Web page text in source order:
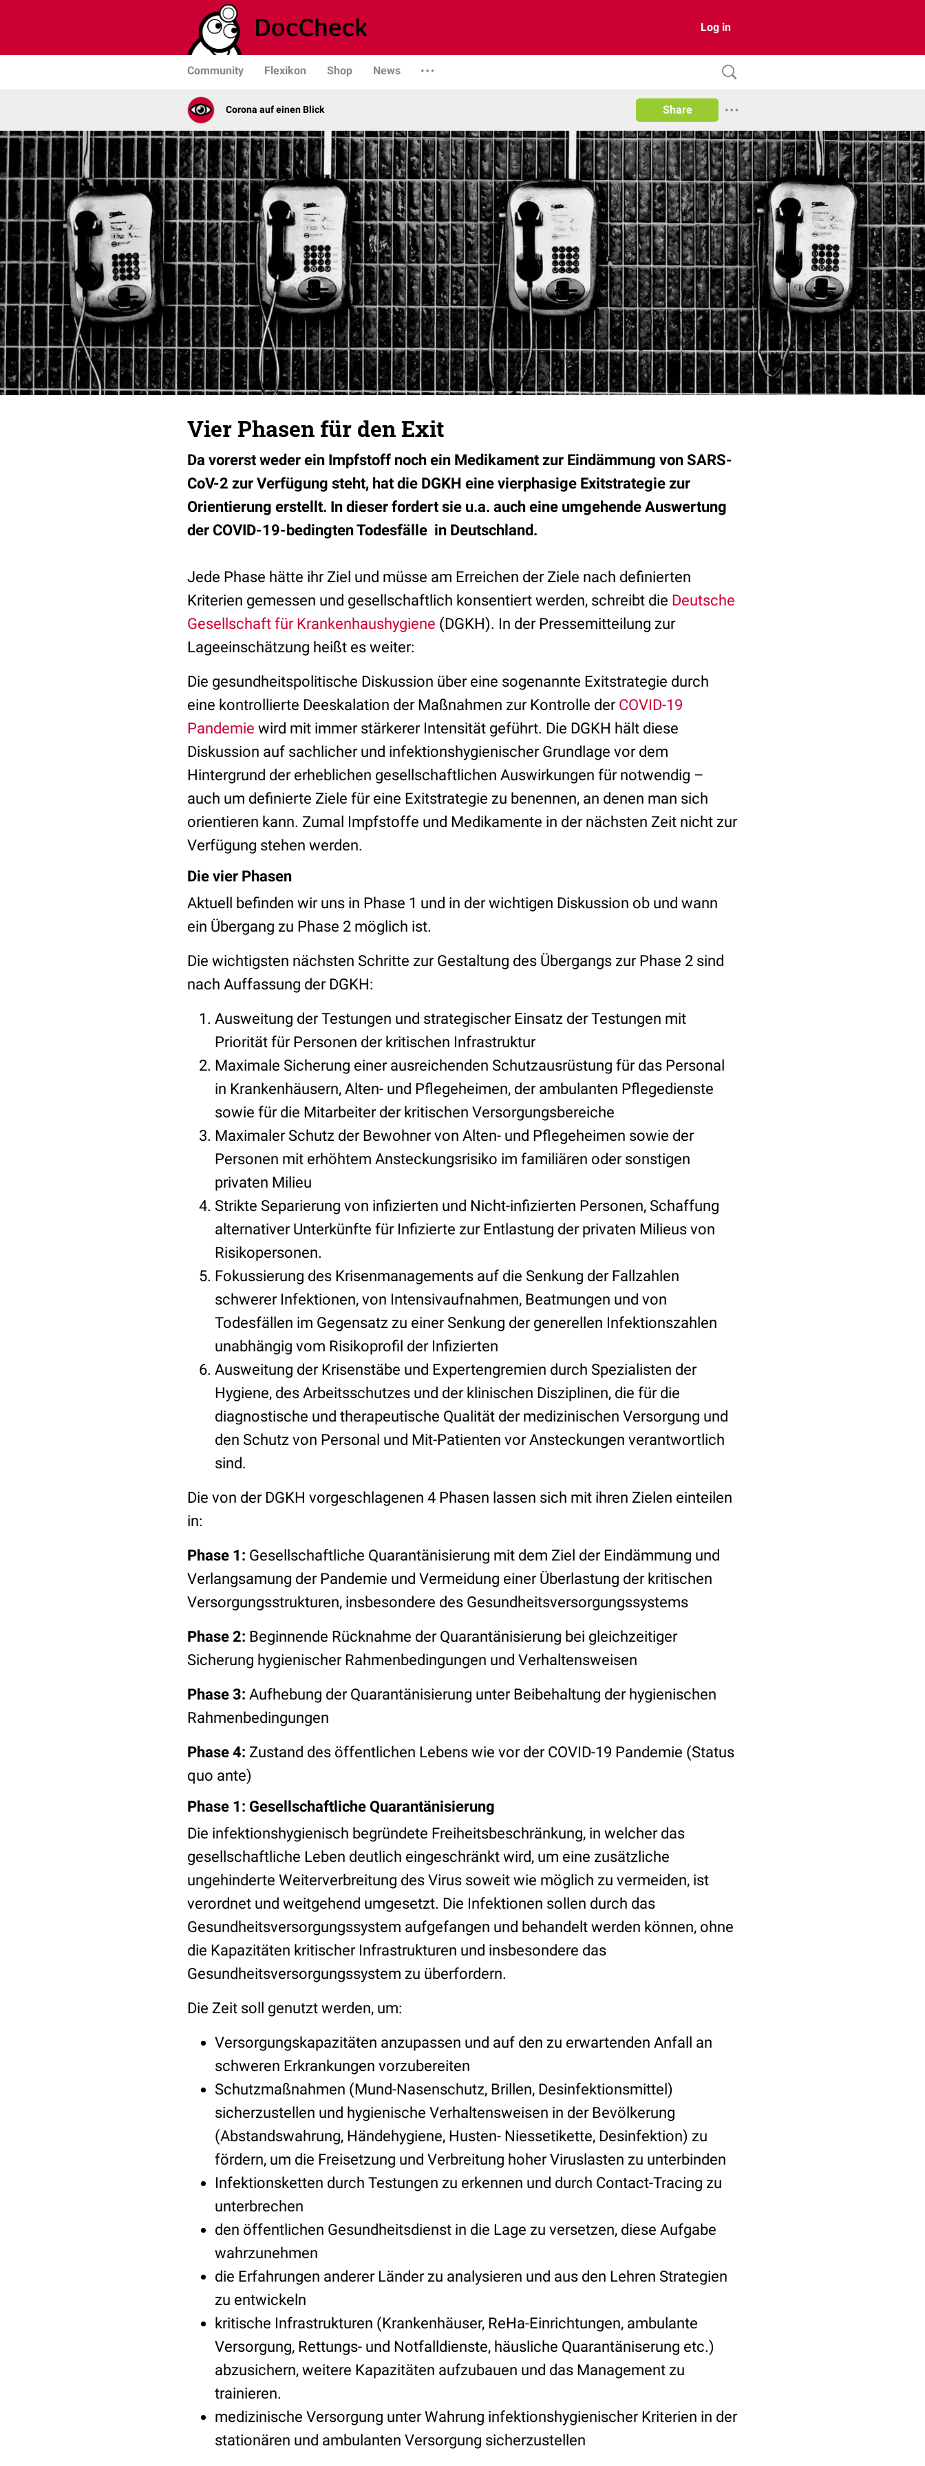
Log in
Community Flexikon Shop News
Corona auf einen Blick Share
Vier Phasen für den Exit
Da vorerst weder ein Impfstoff noch ein Medikament zur Eindämmung von SARS-
CoV-2 zur Verfügung steht, hat die DGKH eine vierphasige Exitstrategie zur
Orientierung erstellt. In dieser fordert sie u.a. auch eine umgehende Auswertung
der COVID-19-bedingten Todesfälle in Deutschland.
Jede Phase hätte ihr Ziel und müsse am Erreichen der Ziele nach definierten
Kriterien gemessen und gesellschaftlich konsentiert werden, schreibt die Deutsche
Gesellschaft für Krankenhaushygiene (DGKH). In der Pressemitteilung zur
Lageeinschätzung heißt es weiter:
Die gesundheitspolitische Diskussion über eine sogenannte Exitstrategie durch
eine kontrollierte Deeskalation der Maßnahmen zur Kontrolle der COVID-19
Pandemie wird mit immer stärkerer Intensität geführt. Die DGKH hält diese
Diskussion auf sachlicher und infektionshygienischer Grundlage vor dem
Hintergrund der erheblichen gesellschaftlichen Auswirkungen für notwendig –
auch um definierte Ziele für eine Exitstrategie zu benennen, an denen man sich
orientieren kann. Zumal Impfstoffe und Medikamente in der nächsten Zeit nicht zur
Verfügung stehen werden.
Die vier Phasen
Aktuell befinden wir uns in Phase 1 und in der wichtigen Diskussion ob und wann
ein Übergang zu Phase 2 möglich ist.
Die wichtigsten nächsten Schritte zur Gestaltung des Übergangs zur Phase 2 sind
nach Auffassung der DGKH:
Ausweitung der Testungen und strategischer Einsatz der Testungen mit
Priorität für Personen der kritischen Infrastruktur
Maximale Sicherung einer ausreichenden Schutzausrüstung für das Personal
in Krankenhäusern, Alten- und Pflegeheimen, der ambulanten Pflegedienste
sowie für die Mitarbeiter der kritischen Versorgungsbereiche
Maximaler Schutz der Bewohner von Alten- und Pflegeheimen sowie der
Personen mit erhöhtem Ansteckungsrisiko im familiären oder sonstigen
privaten Milieu
Strikte Separierung von infizierten und Nicht-infizierten Personen, Schaffung
alternativer Unterkünfte für Infizierte zur Entlastung der privaten Milieus von
Risikopersonen.
Fokussierung des Krisenmanagements auf die Senkung der Fallzahlen
schwerer Infektionen, von Intensivaufnahmen, Beatmungen und von
Todesfällen im Gegensatz zu einer Senkung der generellen Infektionszahlen
unabhängig vom Risikoprofil der Infizierten
Ausweitung der Krisenstäbe und Expertengremien durch Spezialisten der
Hygiene, des Arbeitsschutzes und der klinischen Disziplinen, die für die
diagnostische und therapeutische Qualität der medizinischen Versorgung und
den Schutz von Personal und Mit-Patienten vor Ansteckungen verantwortlich
sind.
Die von der DGKH vorgeschlagenen 4 Phasen lassen sich mit ihren Zielen einteilen
in:
Phase 1: Gesellschaftliche Quarantänisierung mit dem Ziel der Eindämmung und
Verlangsamung der Pandemie und Vermeidung einer Überlastung der kritischen
Versorgungsstrukturen, insbesondere des Gesundheitsversorgungssystems
Phase 2: Beginnende Rücknahme der Quarantänisierung bei gleichzeitiger
Sicherung hygienischer Rahmenbedingungen und Verhaltensweisen
Phase 3: Aufhebung der Quarantänisierung unter Beibehaltung der hygienischen
Rahmenbedingungen
Phase 4: Zustand des öffentlichen Lebens wie vor der COVID-19 Pandemie (Status
quo ante)
Phase 1: Gesellschaftliche Quarantänisierung
Die infektionshygienisch begründete Freiheitsbeschränkung, in welcher das
gesellschaftliche Leben deutlich eingeschränkt wird, um eine zusätzliche
ungehinderte Weiterverbreitung des Virus soweit wie möglich zu vermeiden, ist
verordnet und weitgehend umgesetzt. Die Infektionen sollen durch das
Gesundheitsversorgungssystem aufgefangen und behandelt werden können, ohne
die Kapazitäten kritischer Infrastrukturen und insbesondere das
Gesundheitsversorgungssystem zu überfordern.
Die Zeit soll genutzt werden, um:
Versorgungskapazitäten anzupassen und auf den zu erwartenden Anfall an
schweren Erkrankungen vorzubereiten
Schutzmaßnahmen (Mund-Nasenschutz, Brillen, Desinfektionsmittel)
sicherzustellen und hygienische Verhaltensweisen in der Bevölkerung
(Abstandswahrung, Händehygiene, Husten- Niessetikette, Desinfektion) zu
fördern, um die Freisetzung und Verbreitung hoher Viruslasten zu unterbinden
Infektionsketten durch Testungen zu erkennen und durch Contact-Tracing zu
unterbrechen
den öffentlichen Gesundheitsdienst in die Lage zu versetzen, diese Aufgabe
wahrzunehmen
die Erfahrungen anderer Länder zu analysieren und aus den Lehren Strategien
zu entwickeln
kritische Infrastrukturen (Krankenhäuser, ReHa-Einrichtungen, ambulante
Versorgung, Rettungs- und Notfalldienste, häusliche Quarantäniserung etc.)
abzusichern, weitere Kapazitäten aufzubauen und das Management zu
trainieren.
medizinische Versorgung unter Wahrung infektionshygienischer Kriterien in der
stationären und ambulanten Versorgung sicherzustellen